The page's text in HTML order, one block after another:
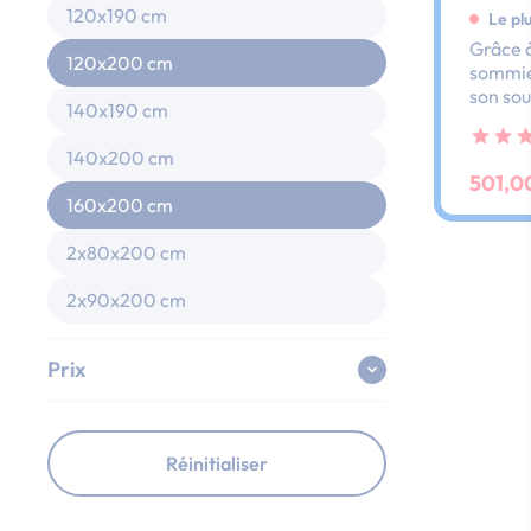
120x190 cm
120x200 cm
140x190 cm
140x200 cm
160x200 cm
2x80x200 cm
2x90x200 cm
Prix
Réinitialiser
Le
Grâce
son
dos
ses
au